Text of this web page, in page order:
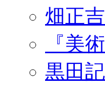
畑正
『美
黒田